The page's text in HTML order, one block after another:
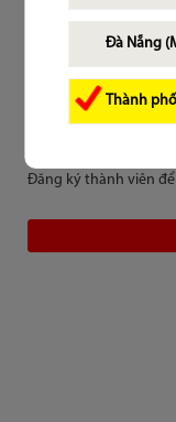
Đà Nẵng
Thành
Chưa là thành
Đăng ký thành viên